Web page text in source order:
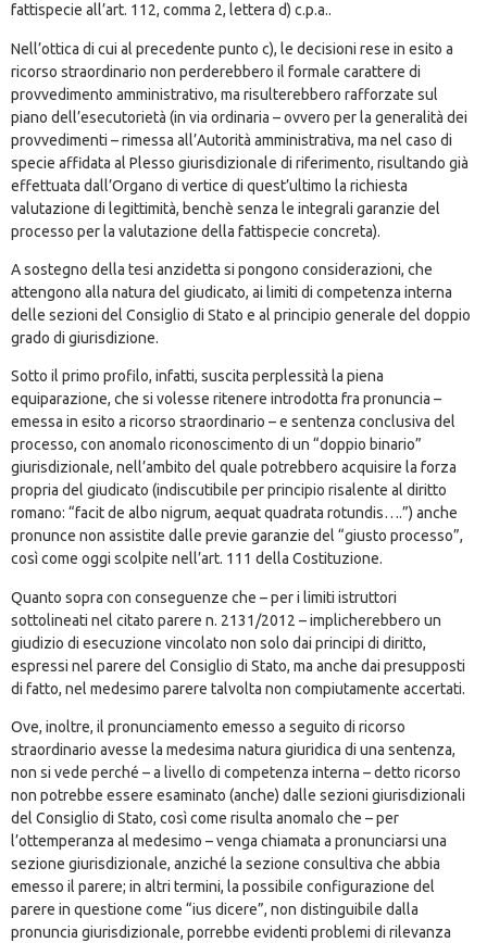
fattispecie all’art. 112, comma 2, lettera d) c.p.a..
Nell’ottica di cui al precedente punto c), le decisioni rese in esito a
ricorso straordinario non perderebbero il formale carattere di
provvedimento amministrativo, ma risulterebbero rafforzate sul
piano dell’esecutorietà (in via ordinaria – ovvero per la generalità dei
provvedimenti – rimessa all’Autorità amministrativa, ma nel caso di
specie affidata al Plesso giurisdizionale di riferimento, risultando già
effettuata dall’Organo di vertice di quest’ultimo la richiesta
valutazione di legittimità, benchè senza le integrali garanzie del
processo per la valutazione della fattispecie concreta).
A sostegno della tesi anzidetta si pongono considerazioni, che
attengono alla natura del giudicato, ai limiti di competenza interna
delle sezioni del Consiglio di Stato e al principio generale del doppio
grado di giurisdizione.
Sotto il primo profilo, infatti, suscita perplessità la piena
equiparazione, che si volesse ritenere introdotta fra pronuncia –
emessa in esito a ricorso straordinario – e sentenza conclusiva del
processo, con anomalo riconoscimento di un “doppio binario”
giurisdizionale, nell’ambito del quale potrebbero acquisire la forza
propria del giudicato (indiscutibile per principio risalente al diritto
romano: “facit de albo nigrum, aequat quadrata rotundis….”) anche
pronunce non assistite dalle previe garanzie del “giusto processo”,
così come oggi scolpite nell’art. 111 della Costituzione.
Quanto sopra con conseguenze che – per i limiti istruttori
sottolineati nel citato parere n. 2131/2012 – implicherebbero un
giudizio di esecuzione vincolato non solo dai principi di diritto,
espressi nel parere del Consiglio di Stato, ma anche dai presupposti
di fatto, nel medesimo parere talvolta non compiutamente accertati.
Ove, inoltre, il pronunciamento emesso a seguito di ricorso
straordinario avesse la medesima natura giuridica di una sentenza,
non si vede perché – a livello di competenza interna – detto ricorso
non potrebbe essere esaminato (anche) dalle sezioni giurisdizionali
del Consiglio di Stato, così come risulta anomalo che – per
l’ottemperanza al medesimo – venga chiamata a pronunciarsi una
sezione giurisdizionale, anziché la sezione consultiva che abbia
emesso il parere; in altri termini, la possibile configurazione del
parere in questione come “ius dicere”, non distinguibile dalla
pronuncia giurisdizionale, porrebbe evidenti problemi di rilevanza